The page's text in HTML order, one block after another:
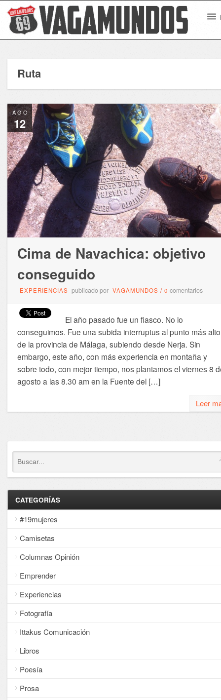
Ruta
AGO
12
Cima de Navachica: objetivo
conseguido
EXPERIENCIAS publicado por VAGAMUNDOS / 0 comentarios
El año pasado fue un fiasco. No lo
conseguimos. Fue una subida interruptus al punto más alto
de la provincia de Málaga, subiendo desde Nerja. Sin
embargo, este año, con más experiencia en montaña y
sobre todo, con mejor tiempo, nos plantamos el viernes 8
agosto a las 8.30 am en la Fuente del […]
Leer
CATEGORÍAS
#19mujeres
Camisetas
Columnas Opinión
Emprender
Experiencias
Fotografía
Ittakus Comunicación
Libros
Poesía
Prosa